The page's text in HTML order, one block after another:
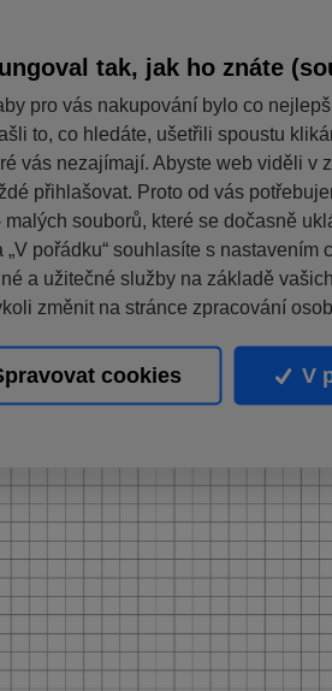
tak, jak ho znáte
pro vás nakupování bylo co
to, co hledáte, ušetřili spoustu
vás nezajímají. Abyste web viděli v
přihlašovat. Proto od vás
souborů, které se dočasně
„V pořádku“ souhlasíte s nastavením
a užitečné služby na základě
změnit na stránce zpracování
cookies V